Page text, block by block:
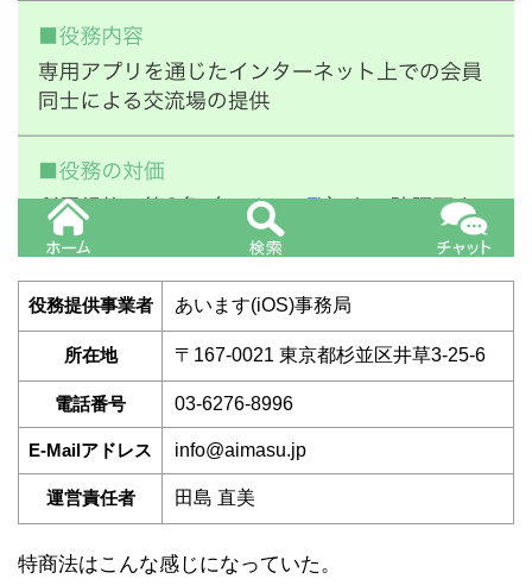
役務提供事業者 あいます(iOS)事務局
所在地 〒167-0021 東京都杉並区井草3-25-6
電話番号 03-6276-8996
E-Mailアドレス info@aimasu.jp
運営責任者 田島 直美
特商法はこんな感じになっていた。